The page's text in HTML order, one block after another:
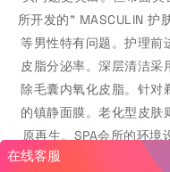
在线客服
所开发的" MASCULIN 护
等男性特有问题。护理前
皮脂分泌率。深层清洁
除毛囊内氧化皮脂。针对
的镇静面膜。老化型皮肤
原再生。SPA会所的环
和粉红装饰。护理室配